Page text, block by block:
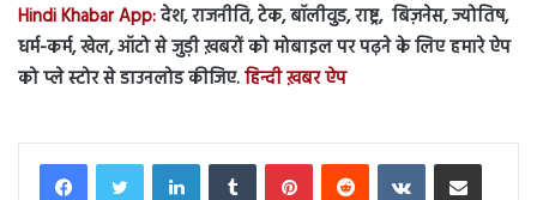
Hindi Khabar App:देश, राजनीति, टेक, बॉलीवुड, राष्ट्र, बिज़नेस, ज्योतिष,
धर्म-कर्म, खेल, ऑटो से जुड़ी ख़बरों को मोबाइल पर पढ़ने के लिए हमारे ऐप
को प्ले स्टोर से डाउनलोड कीजिए.हिन्दी ख़बर ऐप
LinkedInTumblr PinterestReddit VKontakteShare via Email